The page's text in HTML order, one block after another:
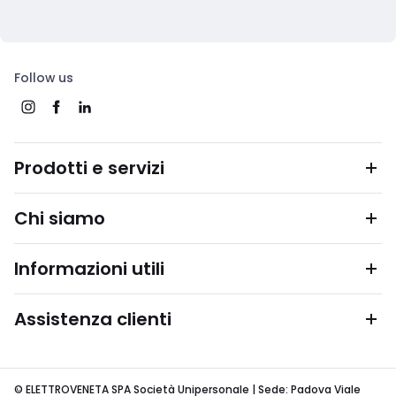
Follow us
Prodotti e servizi
Chi siamo
Informazioni utili
Assistenza clienti
© ELETTROVENETA SPA Società Unipersonale | Sede: Padova Viale